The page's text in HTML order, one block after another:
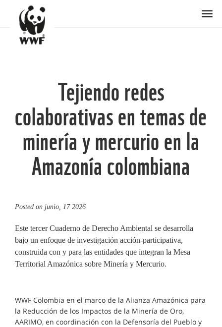
Tejiendo redes
colaborativas en temas de
minería y mercurio en la
Amazonía colombiana
Posted on junio, 17 2026
Este tercer Cuaderno de Derecho Ambiental se desarrolla
bajo un enfoque de investigación acción-participativa,
construida con y para las entidades que integran la Mesa
Territorial Amazónica sobre Minería y Mercurio.
WWF Colombia en el marco de la Alianza Amazónica para
la Reducción de los Impactos de la Minería de Oro,
AARIMO, en coordinación con la Defensoría del Pueblo y